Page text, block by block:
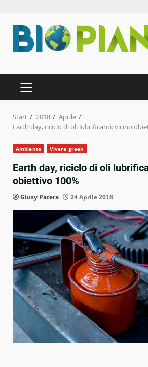
Inhalt
springen
PRIMÄRES
MENÜ
Start 2018
Aprile
Earth day, riciclo di oli lubrificanti: vicino
Ambiente Vivere green
Earth day, riciclo di oli
obiettivo 100%
Giusy Patera 24 Aprile 2018